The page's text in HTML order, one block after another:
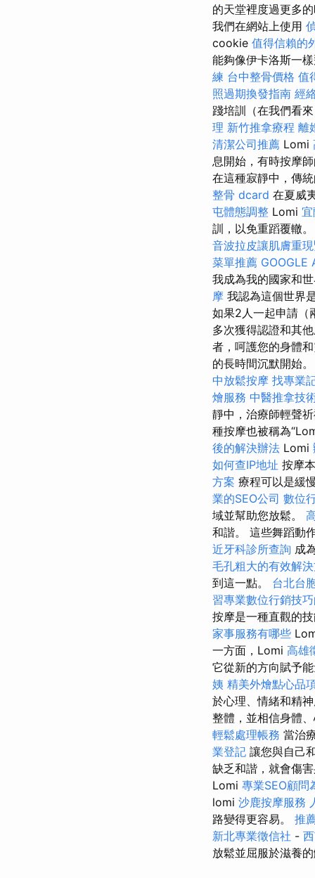
的天堂裡度過更多的
我們在網站上使用
cookie 值得信賴的
能夠像伊卡洛斯一樣
練 台中整骨價格 值
照過期換發指南 經
踐培訓（在我們看
理 新竹推拿療程 離
清潔公司推薦 Lomi
息開始，有時按摩
在這種寂靜中，傳
整骨 dcard 在夏威
屯體態調整 Lomi
訓，以免重蹈覆轍。
音波拉皮讓肌膚重
菜單推薦 GOOGLE
我成為我的國家和
摩 我認為這個世界
如果2人一起申請（
多次獲得認證和其
者，呵護您的身體
的長時間沉默開始
中放鬆按摩 找專業
燴服務 中醫推拿技
靜中，治療師輕聲
種按摩也被稱為
後的解決辦法 Lomi
如何查IP地址 按摩
方案 療程可以是緩
業的SEO公司 數位
域並幫助您放鬆。
和諧。 這些舞蹈動
近牙科診所查詢 成
毛孔粗大的有效解
到這一點。 台北台
習專業數位行銷技
按摩是一種直觀的
家事服務有哪些
一方面，Lomi 高雄
它從新的方向賦予能
姨 精美外燴點心品
於心理、情緒和精
整體，並相信身體
輕鬆處理帳務 當治
業登記 讓您與自己
缺乏和諧，就會傷
Lomi 專業SEO顧問
lomi 沙鹿按摩服務
路變得更容易。 推
新北專業徵信社 -
放鬆並屈服於滋養的